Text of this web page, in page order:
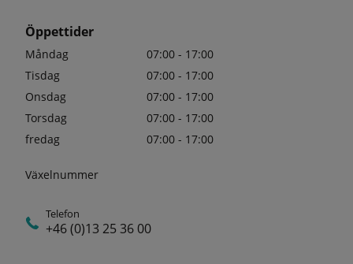
Öppettider
Måndag
07:00 - 17:00
Tisdag
07:00 - 17:00
Onsdag
07:00 - 17:00
Torsdag
07:00 - 17:00
fredag
07:00 - 17:00
Växelnummer
Telefon
+46 (0)13 25 36 00